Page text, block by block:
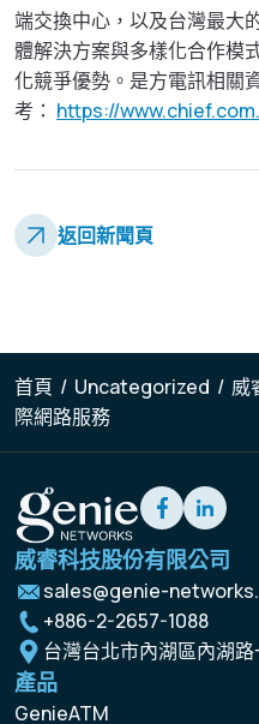
端交換中心，以及台灣最大
體解決方案與多樣化合作模
化競爭優勢。是方電訊相關
考： https://
返回新聞頁
首頁 / Uncategorized / 威
際網路服務
威睿科技股份有限公司
sales@genie-
+886-2-2657-1088
台灣台北市內湖區內湖
產品
GenieATM